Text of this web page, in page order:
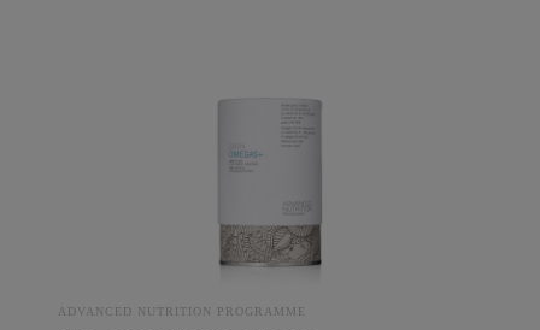
ADVANCED NUTRITION PROGRAMME